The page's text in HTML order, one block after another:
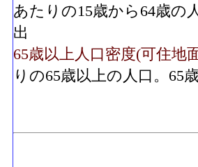
あたりの15歳から64歳の
出
65歳以上人口密度(可住地
りの65歳以上の人口。65